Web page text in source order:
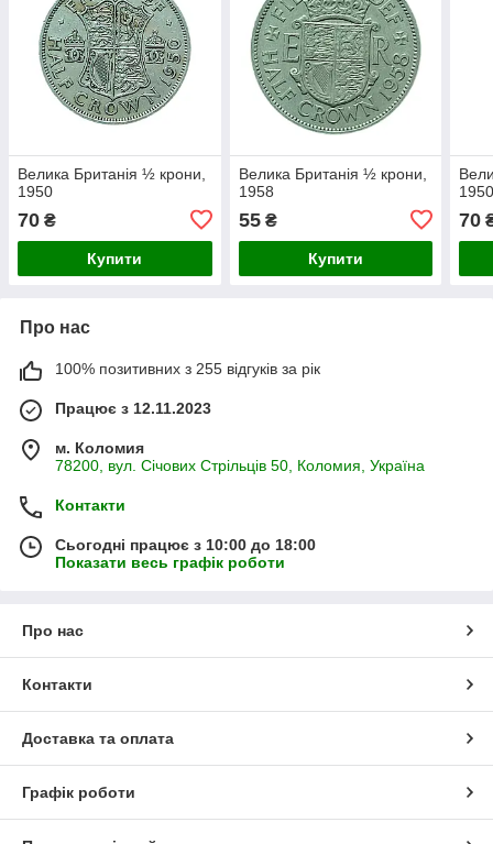
Велика Британія ½ крони,
1950
70 ₴
Купити
Велика Британія ½ крони,
1958
55₴
Купити
70
Про нас
100% позитивних з 255 відгуків за рік
Працює з 12.11.2023
м. Коломия
78200, вул. Січових Стрільців 50, Коломия, Україна
Контакти
Сьогодні працює з 10:00 до 18:00
Показати весь графік роботи
Про нас
Контакти
Доставка та оплата
Графік роботи